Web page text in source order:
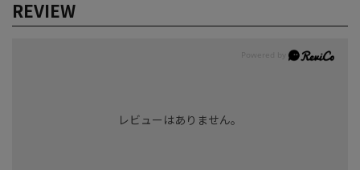
REVIEW
レビューはありません。